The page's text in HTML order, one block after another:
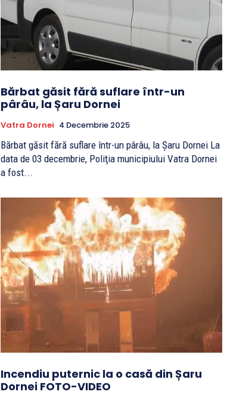
Bărbat găsit fără suflare într-un
pârâu, la Șaru Dornei
Vatra Dornei 4 Decembrie 2025
Bărbat găsit fără suflare într-un pârâu, la Șaru Dornei La
data de 03 decembrie, Poliţia municipiului Vatra Dornei
a fost...
Incendiu puternic la o casă din Șaru
Dornei FOTO-VIDEO